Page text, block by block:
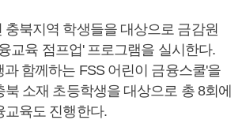
충북지역 학생들을 대상으로 금감원
교육 점프업' 프로그램을 실시한다.
과 함께하는 FSS 어린이 금융스쿨'을
소재 초등학생을 대상으로 총 8회에
교육도 진행한다.